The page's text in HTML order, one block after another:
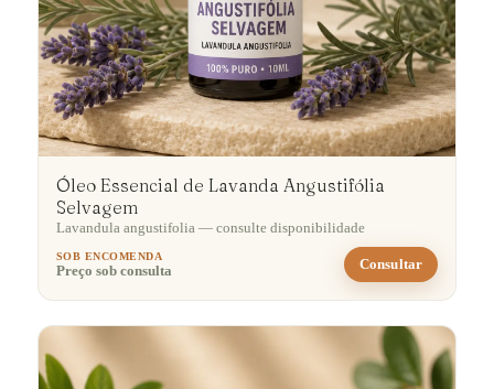
Óleo Essencial de Lavanda Angustifólia
Selvagem
Lavandula angustifolia — consulte disponibilidade
SOB ENCOMENDA
Preço sob consulta Consultar